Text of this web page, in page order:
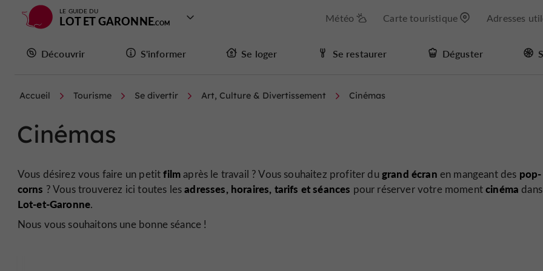
LE GUIDE DU
LOT ET GARONNE Météo Carte touristique Adresses
Découvrir S'informer Se loger Se restaurer Déguster
Accueil Tourisme Se divertir Art, Culture & Divertissement Cinémas
Cinémas
Vous désirez vous faire un petitfilmaprès le travail ? Vous souhaitez profiter dugrand écran en mangeant des pop-
corns ? Vous trouverez ici toutes lesadresses, horaires, tarifs et séances pour réserver votre momentcinéma
Lot-et-Garonne.
Nous vous souhaitons une bonne séance !